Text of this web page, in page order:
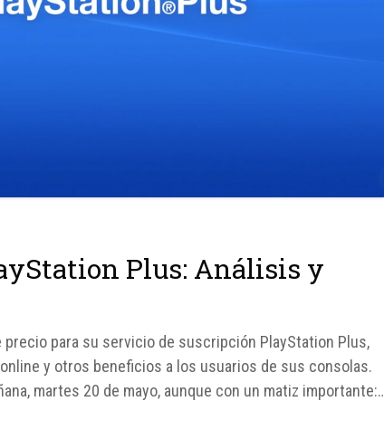
Plus: Análisis y
precio para su servicio de suscripción PlayStation Plus,
y otros beneficios a los usuarios de sus consolas.
martes 20 de mayo, aunque con un matiz importante: